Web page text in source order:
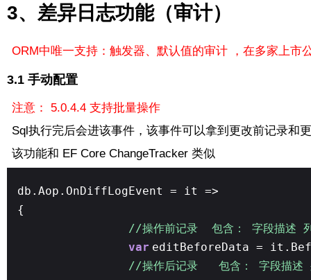
3、差异日志功能（审计）
ORM中唯一支持：触发器、默认值的审计 ，在多家上市
3.1 手动配置
注意：
5.0.4.4 支持批量操作
Sql执行完后会进该事件，该事件可以拿到更改前记录和
该功能和 EF Core ChangeTracker 类似
db.Aop.OnDiffLogEvent = it =>
{
//操作前记录 包含： 字段描述
var editBeforeData =
//操作后记录 包含： 字段描述